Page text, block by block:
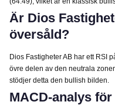
Är Dios
översåld?
Dios Fastigheter AB har ett RSI
övre delen av den neutrala
stödjer detta den bullish bilden.
MACD-analys